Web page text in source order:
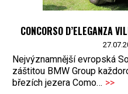
CONCORSO D’ELEGANZA
Nejvýznamnější evropská
záštitou BMW Group
březích jezera Como… >>